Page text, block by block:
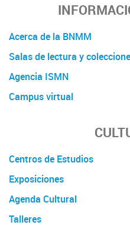
Acerca de la BNMM
Salas de lectura y
Agencia ISMN
Campus virtual
Centros de Estudios
Exposiciones
Agenda Cultural
Talleres